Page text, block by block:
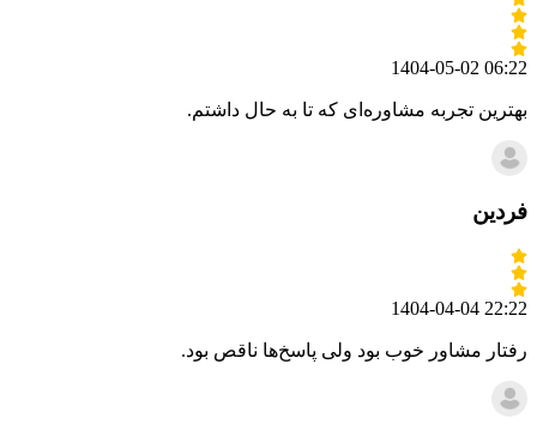
1404-05-02 06:22
بهترین تجربه مشاوره‌ای که تا به حال داشتم.
فردین
1404-04-04 22:22
رفتار مشاور خوب بود ولی پاسخ‌ها ناقص بود.